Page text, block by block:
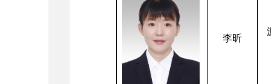
李昕